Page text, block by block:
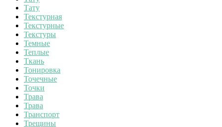
Тату
Текстурная
Текстурные
Текстуры
Темные
Теплые
Ткань
Тонировка
Точечные
Точки
Трава
Трава
Транспорт
Трещины